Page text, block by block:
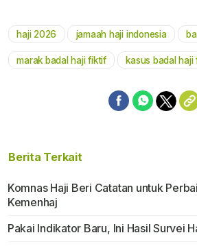
haji 2026 jamaah haji indonesia
marak badal haji fiktif kasus badal haji
Berita Terkait
Komnas Haji Beri Catatan untuk
Kemenhaj
Pakai Indikator Baru, Ini Hasil Survei